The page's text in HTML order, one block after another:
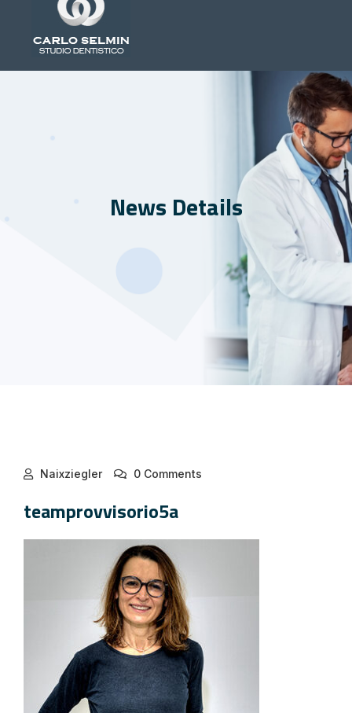
News Details
Naixziegler 0 Comments
teamprovvisorio5a